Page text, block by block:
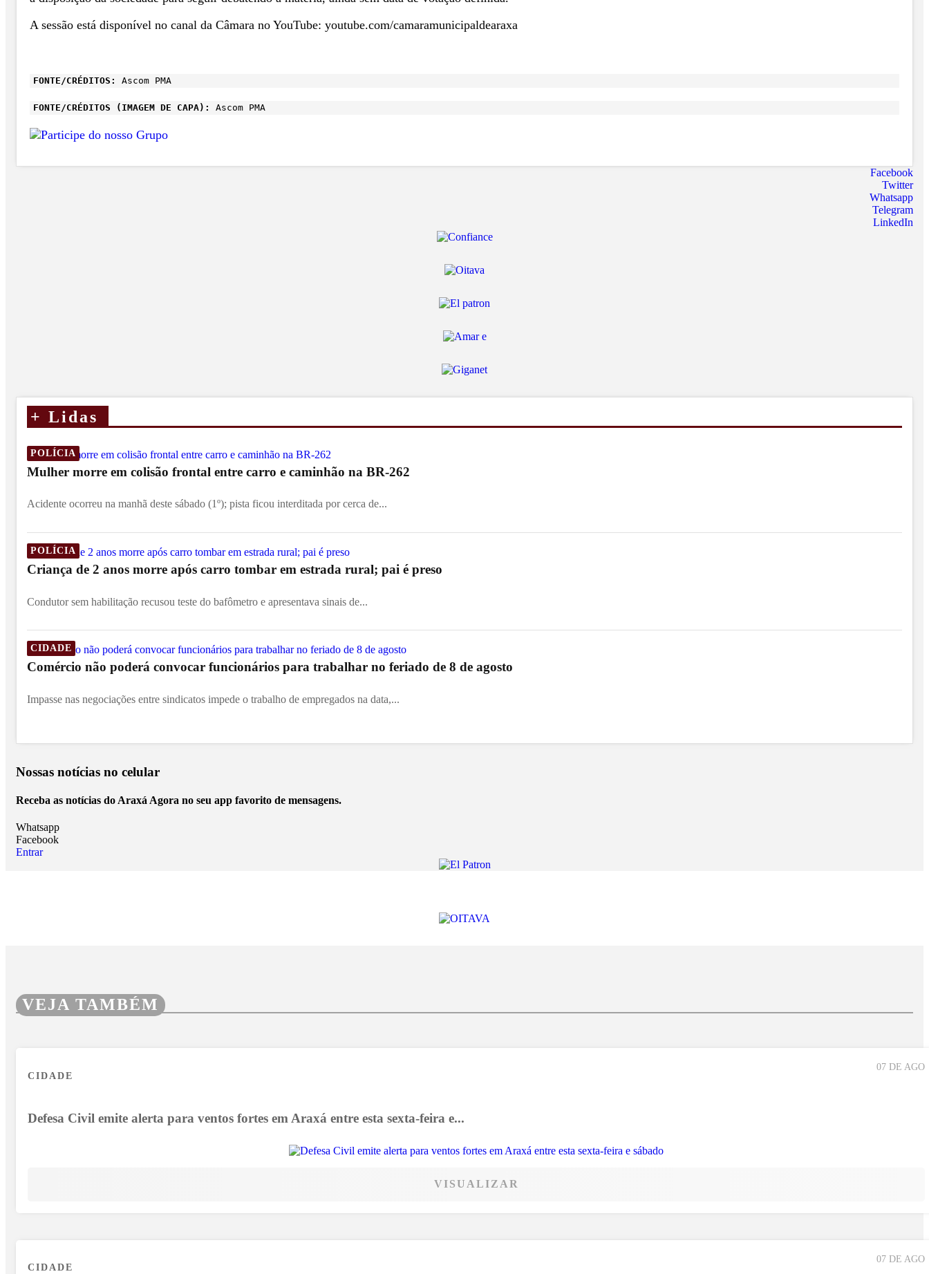
A sessão está disponível no canal da Câmara no YouTube: youtube.com/camaramunicipaldearaxa
FONTE/CRÉDITOS: Ascom PMA
FONTE/CRÉDITOS (IMAGEM DE CAPA): Ascom PMA
Facebook
Twitter
Whatsapp
Telegram
LinkedIn
+ Lidas
POLÍCIA
Mulher morre em colisão frontal entre carro e caminhão na BR-262
Acidente ocorreu na manhã deste sábado (1º); pista ficou interditada por cerca de...
POLÍCIA
Criança de 2 anos morre após carro tombar em estrada rural; pai é preso
Condutor sem habilitação recusou teste do bafômetro e apresentava sinais de...
CIDADE
Comércio não poderá convocar funcionários para trabalhar no feriado de 8 de agosto
Impasse nas negociações entre sindicatos impede o trabalho de empregados na data,...
Nossas notícias no celular
Receba as notícias do Araxá Agora no seu app favorito de mensagens.
Whatsapp
Facebook
Entrar
VEJA TAMBÉM
07 DE AGO
CIDADE
Defesa Civil emite alerta para ventos fortes em Araxá entre esta sexta-feira e...
VISUALIZAR
07 DE AGO
CIDADE